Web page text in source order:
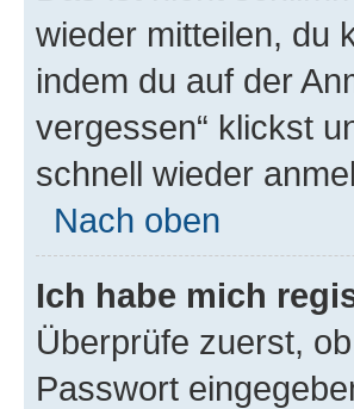
wieder mitteilen, du
indem du auf der
vergessen“ klickst
schnell wieder
Nach oben
Ich habe mich
Überprüfe zuerst,
Passwort